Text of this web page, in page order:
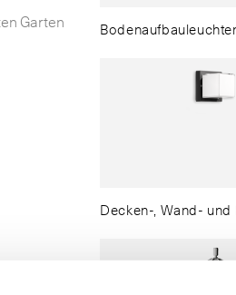
Garten
Decken-, Wand- und